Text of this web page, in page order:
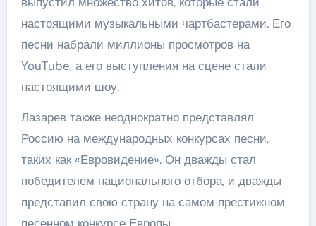
настоящими музыкальными чартбастерами. Его
песни набрали миллионы просмотров на
YouTube, а его выступления на сцене стали
настоящими шоу.
Лазарев также неоднократно представлял
Россию на международных конкурсах песни,
таких как «Евровидение». Он дважды стал
победителем национального отбора, и дважды
представил свою страну на самом престижном